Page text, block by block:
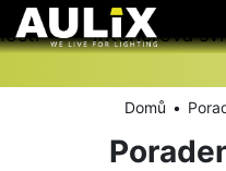
Interiérová
Domů